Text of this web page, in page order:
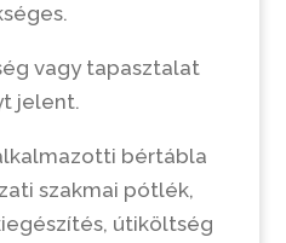
vagy tapasztalat
jelent.
bértábla
szakmai pótlék,
útiköltség